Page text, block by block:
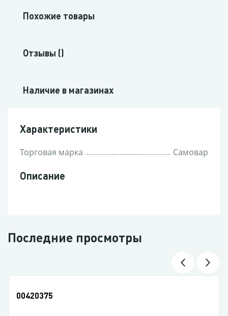
Похожие товары
Отзывы ()
Наличие в магазинах
Характеристики
Торговая марка Самовар
Описание
Последние просмотры
00420375